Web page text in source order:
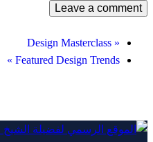
«
Featured Design Trends
»